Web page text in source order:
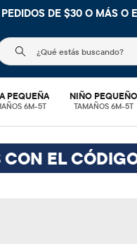
DE $30 O MÁS O
El siguiente
PEQUEÑA
6M-5T
NIÑO PEQUEÑO
TAMAÑOS 6M-5T
EL